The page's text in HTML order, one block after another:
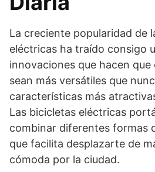
La creciente popularidad de
eléctricas ha traído consigo
innovaciones que hacen
sean más versátiles que
características más
Las bicicletas eléctricas
combinar diferentes formas
que facilita desplazarte de
cómoda por la ciudad.